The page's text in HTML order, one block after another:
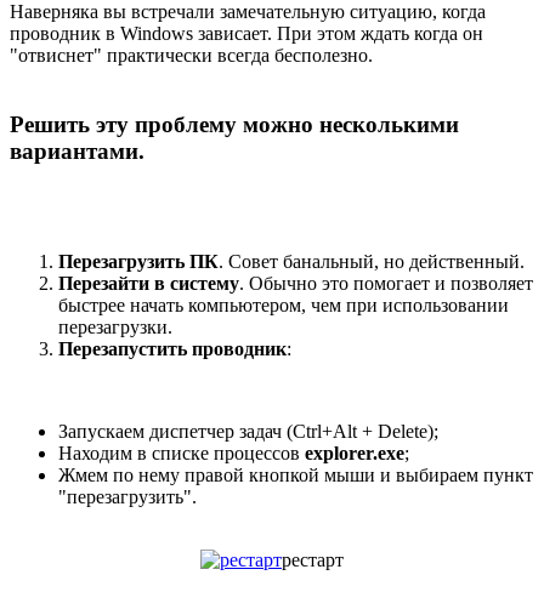
Наверняка вы встречали замечательную ситуацию, когда
проводник в Windows зависает. При этом ждать когда он
"отвиснет" практически всегда бесполезно.
Решить эту проблему можно несколькими
вариантами.
Перезагрузить ПК. Совет банальный, но действенный.
Перезайти в систему. Обычно это помогает и позволяет
быстрее начать компьютером, чем при использовании
перезагрузки.
Перезапустить проводник:
Запускаем диспетчер задач (Ctrl+Alt + Delete);
Находим в списке процессов explorer.exe;
Жмем по нему правой кнопкой мыши и выбираем пункт
"перезагрузить".
рестарт